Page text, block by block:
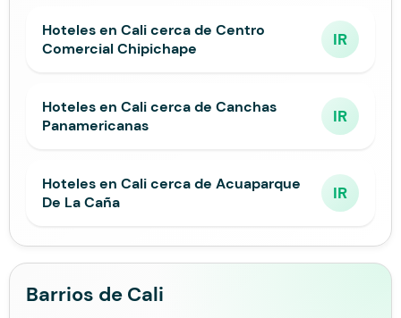
Hoteles en Cali cerca de Centro
Comercial Chipichape
IR
Hoteles en Cali cerca de Canchas
Panamericanas
IR
Hoteles en Cali cerca de Acuaparque
De La Caña
IR
Barrios de Cali